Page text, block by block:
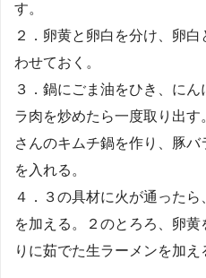
す。
２．卵黄と卵白を分け、卵
わせておく。
３．鍋にごま油をひき、に
ラ肉を炒めたら一度取り出
さんのキムチ鍋を作り、豚
を入れる。
４．３の具材に火が通った
を加える。２のとろろ、卵
りに茹でた生ラーメンを加え